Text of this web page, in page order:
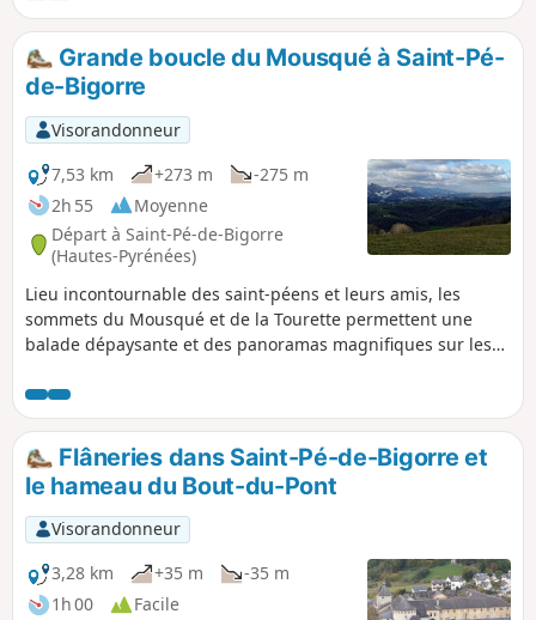
la superbe vue sur le massif saint-péen et sa campagne,
puis sur la plaine de Nay jusqu’à Pau.
Grande boucle du Mousqué à Saint-Pé-
de-Bigorre
Visorandonneur
7,53 km
+273 m
-275 m
2h 55
Moyenne
Départ à Saint-Pé-de-Bigorre
(Hautes-Pyrénées)
Lieu incontournable des saint-péens et leurs amis, les
sommets du Mousqué et de la Tourette permettent une
balade dépaysante et des panoramas magnifiques sur les
l'été.
Flâneries dans Saint-Pé-de-Bigorre et
le hameau du Bout-du-Pont
Visorandonneur
3,28 km
+35 m
-35 m
1h 00
Facile